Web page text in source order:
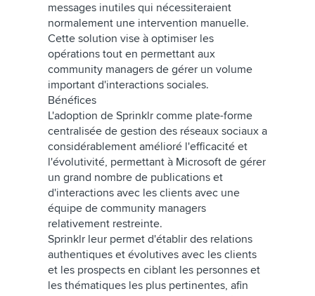
messages inutiles qui nécessiteraient
normalement une intervention manuelle.
Cette solution vise à optimiser les
opérations tout en permettant aux
community managers de gérer un volume
important d'interactions sociales.
Bénéfices
L'adoption de Sprinklr comme plate-forme
centralisée de gestion des réseaux sociaux a
considérablement amélioré l'efficacité et
l'évolutivité, permettant à Microsoft de gérer
un grand nombre de publications et
d'interactions avec les clients avec une
équipe de community managers
relativement restreinte.
Sprinklr leur permet d'établir des relations
authentiques et évolutives avec les clients
et les prospects en ciblant les personnes et
les thématiques les plus pertinentes, afin